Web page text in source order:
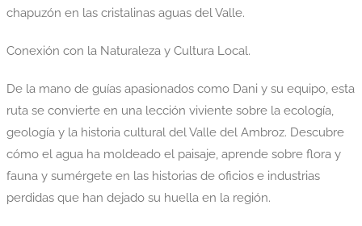
chapuzón en las cristalinas aguas del Valle.
Conexión con la Naturaleza y Cultura Local.
De la mano de guías apasionados como Dani y su equipo, esta
ruta se convierte en una lección viviente sobre la ecología,
geología y la historia cultural del Valle del Ambroz. Descubre
cómo el agua ha moldeado el paisaje, aprende sobre flora y
fauna y sumérgete en las historias de oficios e industrias
perdidas que han dejado su huella en la región.